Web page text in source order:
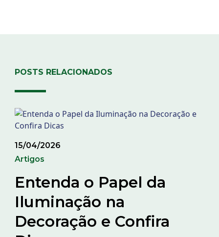
POSTS RELACIONADOS
15/04/2026
Artigos
Entenda o Papel da
Iluminação na
Decoração e Confira